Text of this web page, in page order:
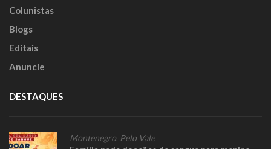
Colunistas
Blogs
Editais
Anuncie
DESTAQUES
Montenegro Pelo Vale